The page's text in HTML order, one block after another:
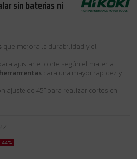
sin baterias ni
que mejora la durabilidad y el
ajustar el corte según el material.
para una mayor rapidez y
ajuste de 45° para realizar cortes en
-44%